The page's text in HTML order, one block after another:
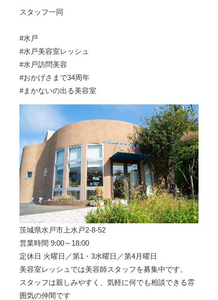
スタッフ一同
#水戸
#水戸美容室レッシュ
#水戸訪問美容
#おかげさまで34周年
#まかないの出る美容室
茨城県水戸市上水戸2-8-52
営業時間 9:00～18:00
定休日 火曜日／第1・3水曜日／第4月曜日
美容室レッシュでは美容師スタッフを募集中です。
スタッフは親しみやすく、気軽に何でも相談できる雰
囲気の仲間です